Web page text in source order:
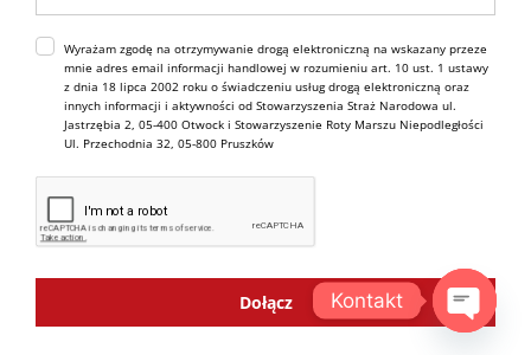
Wyrażam zgodę na otrzymywanie drogą elektroniczną na wskazany przeze
mnie adres email informacji handlowej w rozumieniu art. 10 ust. 1 ustawy
z dnia 18 lipca 2002 roku o świadczeniu usług drogą elektroniczną oraz
innych informacji i aktywności od Stowarzyszenia Straż Narodowa ul.
Jastrzębia 2, 05-400 Otwock i Stowarzyszenie Roty Marszu Niepodległości
Ul. Przechodnia 32, 05-800 Pruszków
Dołącz Kontakt